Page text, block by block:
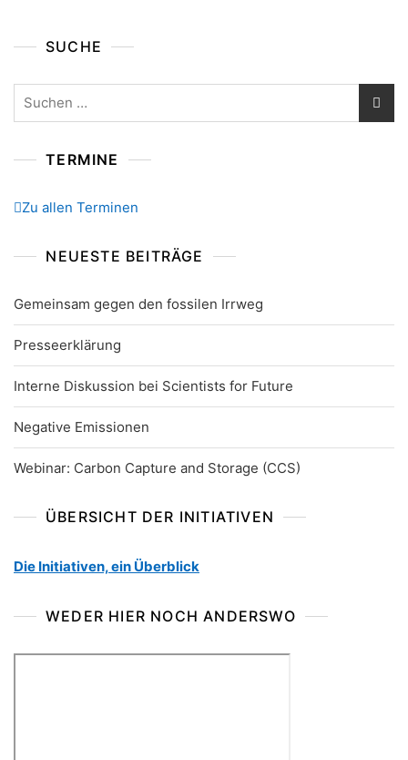
SUCHE
TERMINE
Zu allen Terminen
NEUESTE BEITRÄGE
Gemeinsam gegen den fossilen Irrweg
Presseerklärung
Interne Diskussion bei Scientists for Future
Negative Emissionen
Webinar: Carbon Capture and Storage (CCS)
ÜBERSICHT DER INITIATIVEN
Die Initiativen, ein Überblick
WEDER HIER NOCH ANDERSWO